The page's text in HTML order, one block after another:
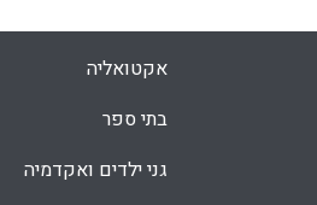
אקטואליה
בתי ספר
גני ילדים ואקדמיה